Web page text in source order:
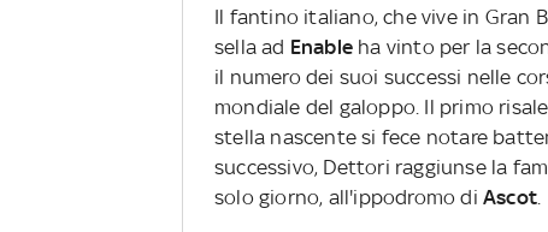
Il fantino italiano, che vive in Gran
sella ad Enable ha vinto per la
il numero dei suoi successi nelle
mondiale del galoppo. Il primo
stella nascente si fece notare
successivo, Dettori raggiunse la
solo giorno, all'ippodromo di Ascot.